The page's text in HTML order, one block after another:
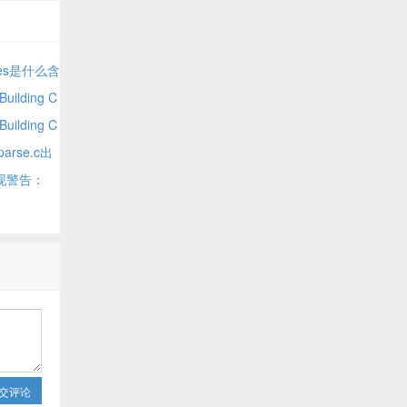
是什么含
C
C
出
告：
评论